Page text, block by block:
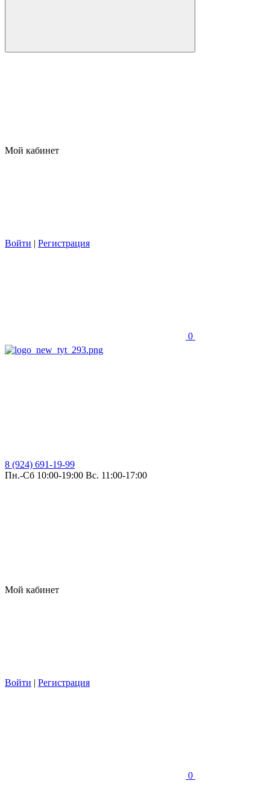
Мой кабинет
Войти | Регистрация
0
8 (924) 691-19-99
Пн.-Сб 10:00-19:00 Вс. 11:00-17:00
Мой кабинет
Войти | Регистрация
0